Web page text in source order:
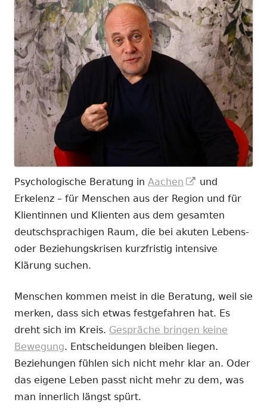
Psychologische Beratung in Aachen
In
neuem
Fenster
öffnen
und
Erkelenz – für Menschen aus der Region und für
Klientinnen und Klienten aus dem gesamten
deutschsprachigen Raum, die bei akuten Lebens-
oder Beziehungskrisen kurzfristig intensive
Klärung suchen.
Menschen kommen meist in die Beratung, weil sie
merken, dass sich etwas festgefahren hat. Es
dreht sich im Kreis. Gespräche bringen keine
Bewegung. Entscheidungen bleiben liegen.
Beziehungen fühlen sich nicht mehr klar an. Oder
das eigene Leben passt nicht mehr zu dem, was
man innerlich längst spürt.